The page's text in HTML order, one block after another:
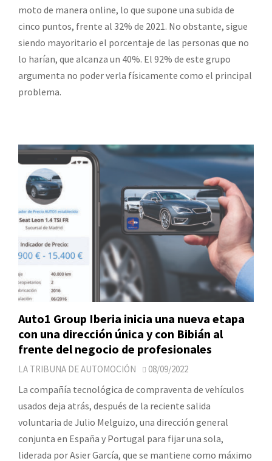
moto de manera online, lo que supone una subida de
cinco puntos, frente al 32% de 2021. No obstante, sigue
siendo mayoritario el porcentaje de las personas que no
lo harían, que alcanza un 40%. El 92% de este grupo
argumenta no poder verla físicamente como el principal
problema.
Auto1 Group Iberia inicia una nueva etapa
con una dirección única y con Bibián al
frente del negocio de profesionales
LA TRIBUNA DE AUTOMOCIÓN 08/09/2022
La compañía tecnológica de compraventa de vehículos
usados deja atrás, después de la reciente salida
voluntaria de Julio Melguizo, una dirección general
conjunta en España y Portugal para fijar una sola,
liderada por Asier García, que se mantiene como máximo